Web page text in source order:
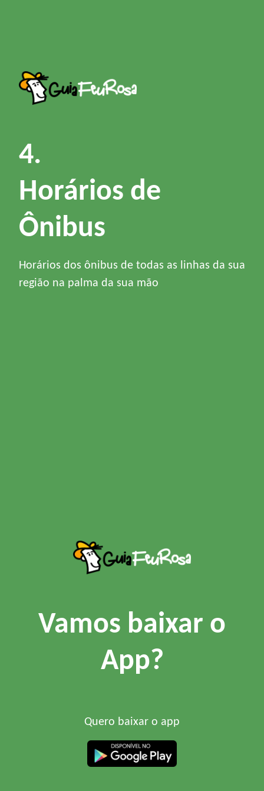
4.
Horários de
Ônibus
Horários dos ônibus de todas as linhas da sua
região na palma da sua mão
Vamos baixar o
App?
Quero baixar o app